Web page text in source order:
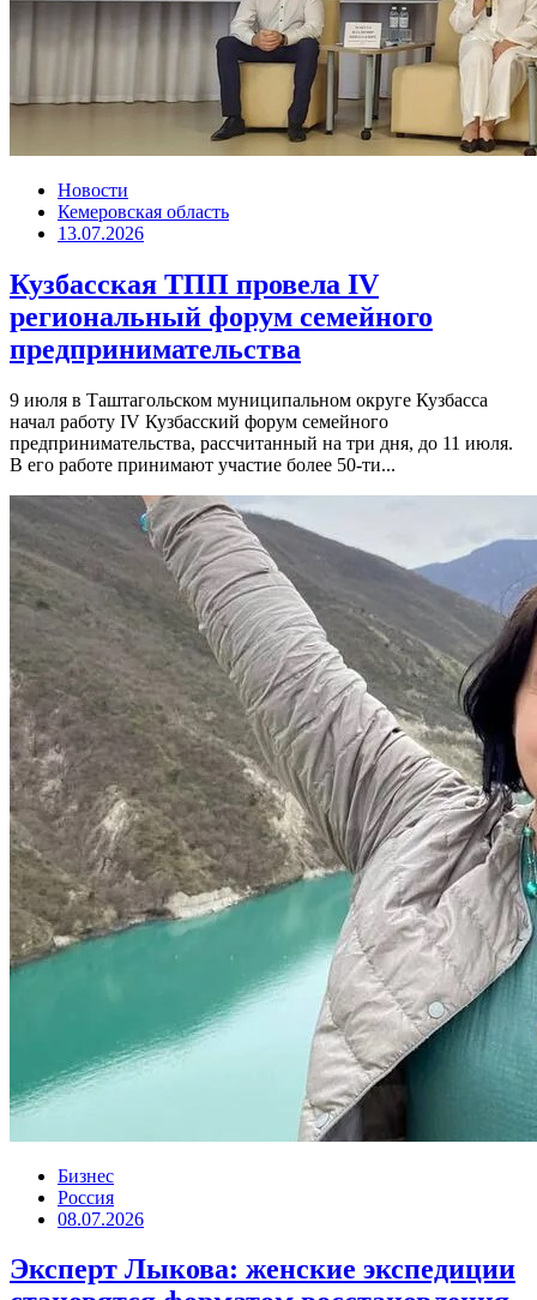
Новости
Кемеровская область
13.07.2026
Кузбасская ТПП провела IV
региональный форум семейного
предпринимательства
9 июля в Таштагольском муниципальном округе Кузбасса
начал работу IV Кузбасский форум семейного
предпринимательства, рассчитанный на три дня, до 11 июля.
В его работе принимают участие более 50-ти...
Бизнес
Россия
08.07.2026
Эксперт Лыкова: женские экспедиции